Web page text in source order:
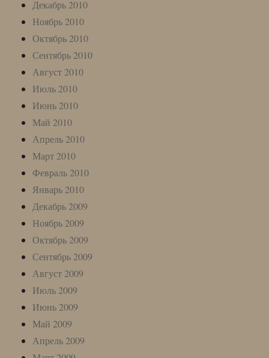
Декабрь 2010
Ноябрь 2010
Октябрь 2010
Сентябрь 2010
Август 2010
Июль 2010
Июнь 2010
Май 2010
Апрель 2010
Март 2010
Февраль 2010
Январь 2010
Декабрь 2009
Ноябрь 2009
Октябрь 2009
Сентябрь 2009
Август 2009
Июль 2009
Июнь 2009
Май 2009
Апрель 2009